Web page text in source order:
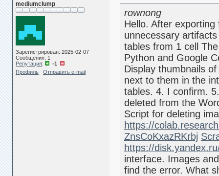
mediumclump
Зарегистрирован: 2025-02-07
Сообщения: 1
Репутация:
-1
Профиль
Отправить e-mail
rownong
Hello. After
unnecessary
tables from 1 cell
Python and Google
Display thumbnails
next to them in the
tables. 4. I confirm.
deleted from the
Script for deleting
https://
ZnsCoKxazRKrbj
https://
interface. Images
find the error. What